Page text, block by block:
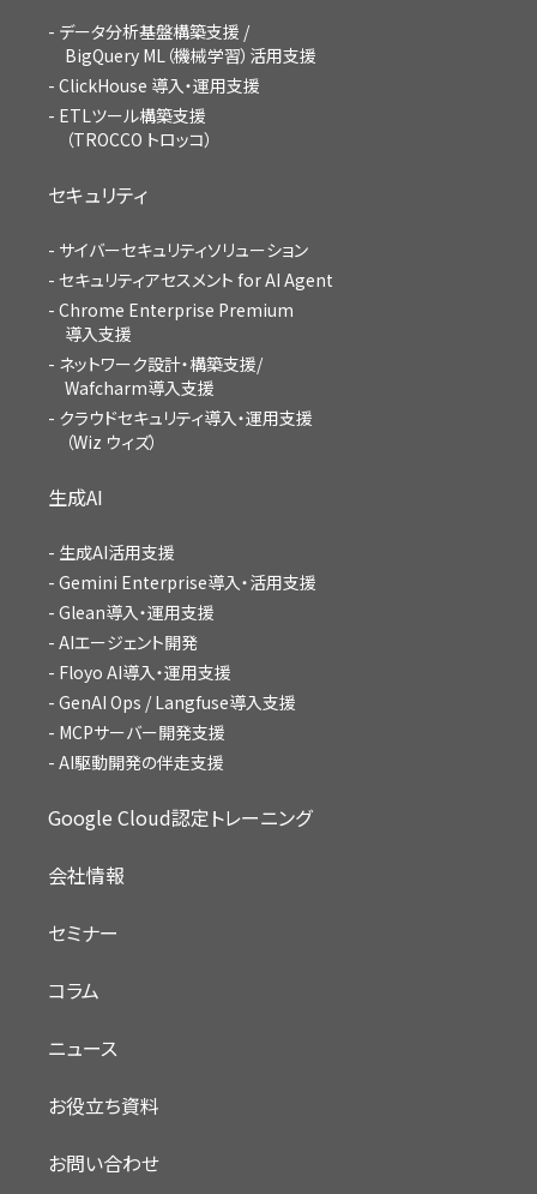
データ分析基盤構築支援 /
BigQuery ML（機械学習）活用支援
ClickHouse 導入・運用支援
ETLツール構築支援
（TROCCO トロッコ）
セキュリティ
サイバーセキュリティソリューション
セキュリティアセスメント for AI Agent
Chrome Enterprise Premium
導入支援
ネットワーク設計・構築支援/
Wafcharm導入支援
クラウドセキュリティ導入・運用支援
（Wiz ウィズ）
生成AI
生成AI活用支援
Gemini Enterprise導入・活用支援
Glean導入・運用支援
AIエージェント開発
Floyo AI導入・運用支援
GenAI Ops / Langfuse導入支援
MCPサーバー開発支援
AI駆動開発の伴走支援
Google Cloud認定トレーニング
会社情報
セミナー
コラム
ニュース
お役立ち資料
お問い合わせ